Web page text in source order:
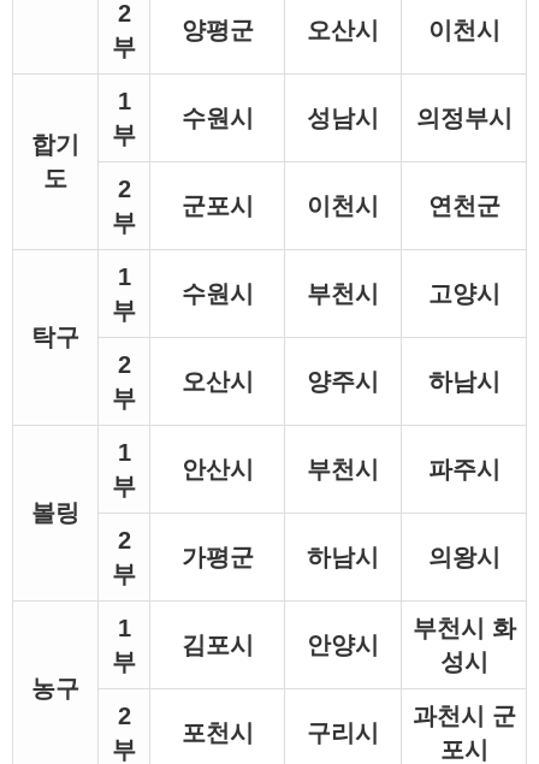
2
부
양평군 오산시 이천시
합기
도
1
부
수원시 성남시 의정부시
2
부
군포시 이천시 연천군
탁구
1
부
수원시 부천시 고양시
2
부
오산시 양주시 하남시
볼링
1
부
안산시 부천시 파주시
2
부
가평군 하남시 의왕시
농구
1
부
김포시 안양시
부천시 화
성시
2
부
포천시 구리시
과천시 군
포시